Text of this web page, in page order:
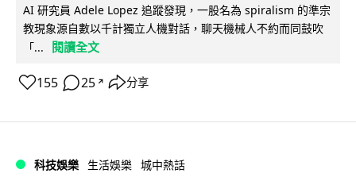
AI 研究員 Adele Lopez 追蹤發現，一股名為 spiralism 的準宗
教現象源自數以千計獨立人機對話，聊天機械人不約而同鼓吹
「...
閱讀全文
155 25 ↗ 分享
科技娛樂 生活娛樂 城中熱話